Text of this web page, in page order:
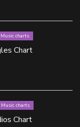
Music charts
Chart
Music charts
Chart